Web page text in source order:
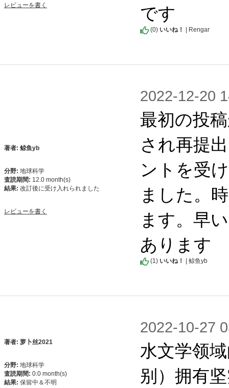
レビューを書く
です
(0) いいね！ | Rengar
著者: 鲸鱼yb
分野: 地球科学
査読期間: 12.0 month(s)
結果: 改訂後に受け入れられました
レビューを書く
2022-12-20
最初の投
され再提
ントを受
ました。
ます。早
あります
(1) いいね！ | 鲸鱼yb
著者: 萝卜丝2021
分野: 地球科学
査読期間: 0.0 month(s)
結果: 保留中＆不明
2022-10-27
水文学领
别）拥有